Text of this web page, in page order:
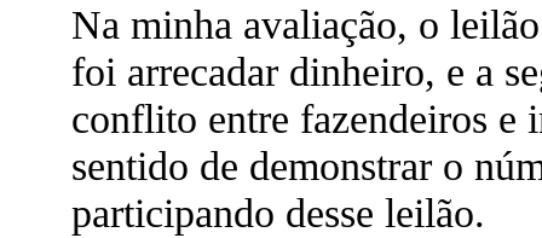
Na minha avaliação, o
foi arrecadar dinheiro, e a
conflito entre fazendeiros e
sentido de demonstrar o
participando desse leilão.